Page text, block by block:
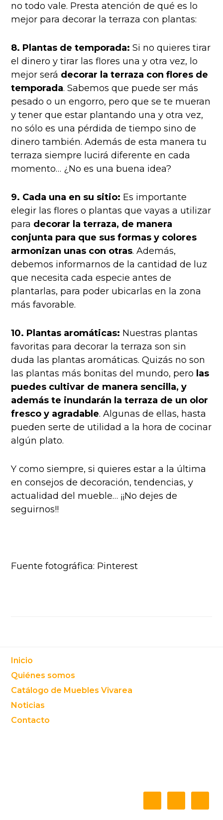
no todo vale. Presta atención de qué es lo
mejor para decorar la terraza con plantas:
8. Plantas de temporada: Si no quieres tirar
el dinero y tirar las flores una y otra vez, lo
mejor será decorar la terraza con flores de
temporada. Sabemos que puede ser más
pesado o un engorro, pero que se te mueran
y tener que estar plantando una y otra vez,
no sólo es una pérdida de tiempo sino de
dinero también.Además de esta manera tu
terraza siempre lucirá diferente en cada
momento… ¿No es una buena idea?
9. Cada una en su sitio: Es importante
elegir las flores o plantas que vayas a utilizar
para decorar la terraza, de manera
conjunta para que sus formas y colores
armonizan unas con otras. Además,
debemos informarnos de la cantidad de luz
que necesita cada especie antes de
plantarlas, para poder ubicarlas en la zona
más favorable.
10. Plantas aromáticas: Nuestras plantas
favoritas para decorar la terraza son sin
duda las plantas aromáticas. Quizás no son
las plantas más bonitas del mundo, pero las
puedes cultivar de manera sencilla, y
además te inundarán la terraza de un olor
fresco y agradable. Algunas de ellas, hasta
pueden serte de utilidad a la hora de cocinar
algún plato.
Y como siempre, si quieres estar a la última
en consejos de decoración, tendencias, y
actualidad del mueble… ¡¡No dejes de
seguirnos!!
Fuente fotográfica: Pinterest
Footer
Inicio
Quiénes somos
Catálogo de Muebles Vivarea
Noticias
Contacto